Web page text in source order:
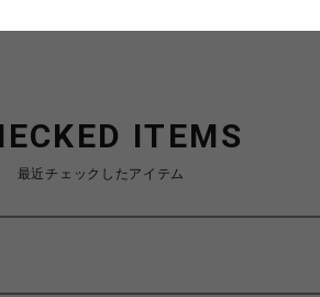
ITEMS
最近チェックしたアイテム